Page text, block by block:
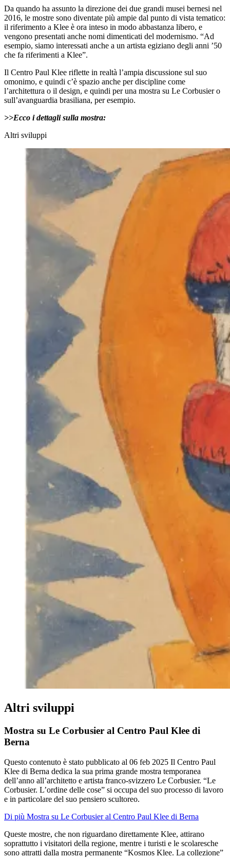
Da quando ha assunto la direzione dei due grandi musei bernesi nel
2016, le mostre sono diventate più ampie dal punto di vista tematico:
il riferimento a Klee è ora inteso in modo abbastanza libero, e
vengono presentati anche nomi dimenticati del modernismo. “Ad
esempio, siamo interessati anche a un artista egiziano degli anni ’50
che fa riferimenti a Klee”.
Il Centro Paul Klee riflette in realtà l’ampia discussione sul suo
omonimo, e quindi c’è spazio anche per discipline come
l’architettura o il design, e quindi per una mostra su Le Corbusier o
sull’avanguardia brasiliana, per esempio.
>>Ecco i dettagli sulla mostra:
Altri sviluppi
Altri sviluppi
Mostra su Le Corbusier al Centro Paul Klee di
Berna
Questo contenuto è stato pubblicato al 06 feb 2025 Il Centro Paul
Klee di Berna dedica la sua prima grande mostra temporanea
dell’anno all’architetto e artista franco-svizzero Le Corbusier. “Le
Corbusier. L’ordine delle cose” si occupa del suo processo di lavoro
e in particolare del suo pensiero scultoreo.
Di più Mostra su Le Corbusier al Centro Paul Klee di Berna
Queste mostre, che non riguardano direttamente Klee, attirano
soprattutto i visitatori della regione, mentre i turisti e le scolaresche
sono attratti dalla mostra permanente “Kosmos Klee. La collezione”